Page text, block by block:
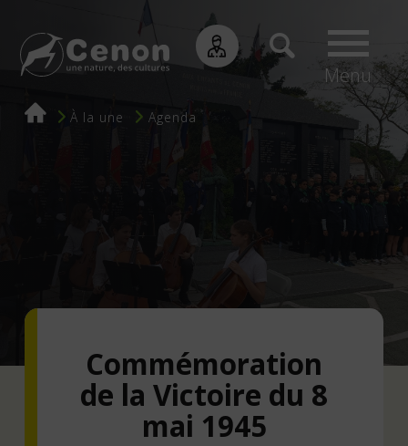
Menu
Fil
À la une Agenda
Commémoration
de la Victoire du 8
mai 1945